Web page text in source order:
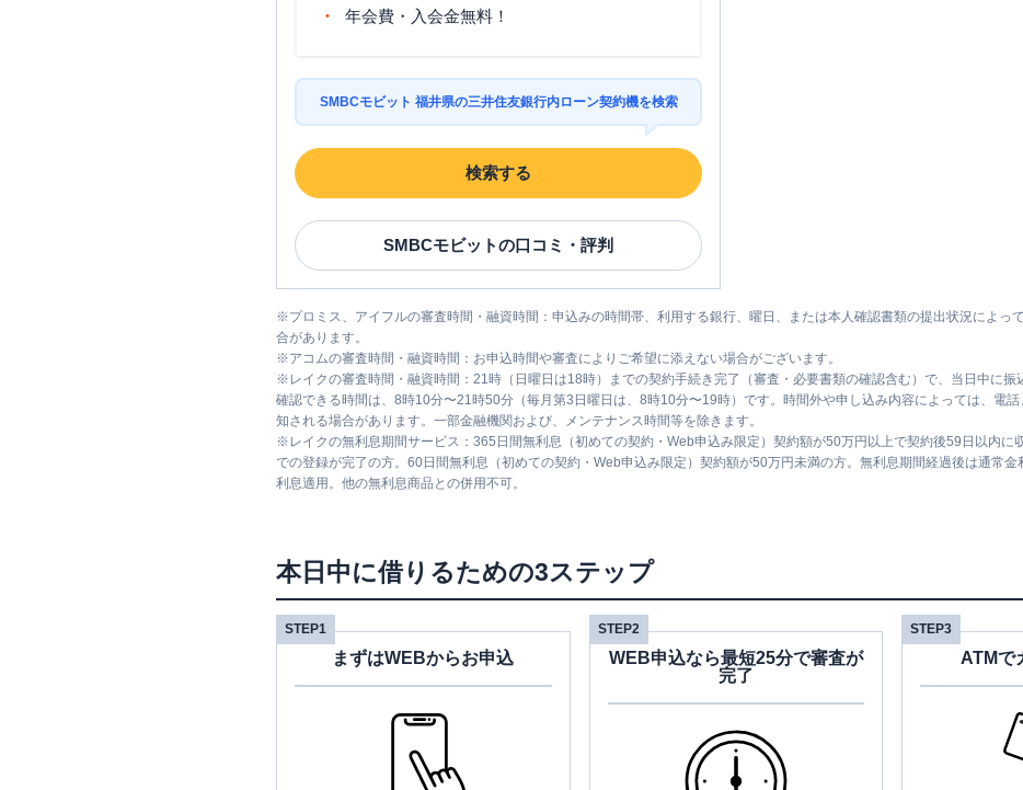
年会費・入会金無料！
SMBCモビット 福井県の三井住友銀行内ローン契約機を検索
検索する
SMBCモビットの口コミ・評判
※プロミス、アイフルの審査時間・融資時間：申込みの時間帯、利用する銀行、曜日、または本人確認書類の提出状況によっ
合があります。
※アコムの審査時間・融資時間：お申込時間や審査によりご希望に添えない場合がございます。
※ レイクの審査時間・融資時間：21時（日曜日は18時）までの契約手続き完了（審査・必要書類の確認含む）で、当日中に振
確認できる時間は、8時10分〜21時50分（毎月第3日曜日は、8時10分〜19時）です。時間外や申し込み内容によっては、電
知される場合があります。一部金融機関および、メンテナンス時間等を除きます。
※ レイクの無利息期間サービス：365日間無利息（初めての契約・Web申込み限定）契約額が50万円以上で契約後59日以内に
での登録が完了の方。60日間無利息（初めての契約・Web申込み限定）契約額が50万円未満の方。無利息期間経過後は通常
利息適用。他の無利息商品との併用不可。
本日中に借りるための3ステップ
STEP1
まずはWEBからお申込
STEP2
WEB申込なら最短25分で審査が
完了
STEP3
ATMで